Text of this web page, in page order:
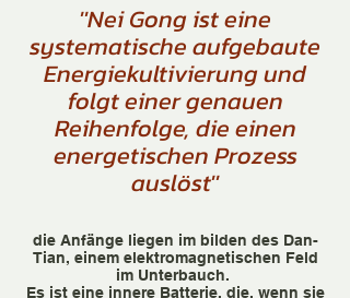
''Nei Gong ist eine
systematische aufgebaute
Energiekultivierung und
folgt einer genauen
Reihenfolge, die einen
energetischen Prozess
auslöst''
die Anfänge liegen im bilden des Dan-
Tian, einem elektromagnetischen Feld
im Unterbauch.
Es ist eine innere Batterie, die, wenn sie